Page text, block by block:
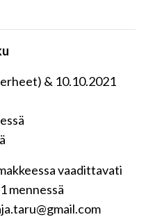
& 10.10.2021
vaadittavati
mennessä